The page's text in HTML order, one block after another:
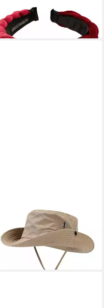
lieferbar - in 2-3 Werktagen bei dir
Trachtenhut CT0861
21,98 €
UVP54,95 €
-60%
lieferbar - in 6-8 Werktagen bei dir